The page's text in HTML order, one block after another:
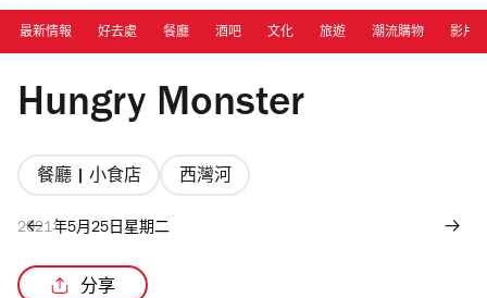
最新情報 好去處 餐廳 酒吧 文化 旅遊 潮流購物 影片
Photograph: Cara Hung
Hungry Monster
餐廳 | 小食店 西灣河
2021年5月25日星期二
分享